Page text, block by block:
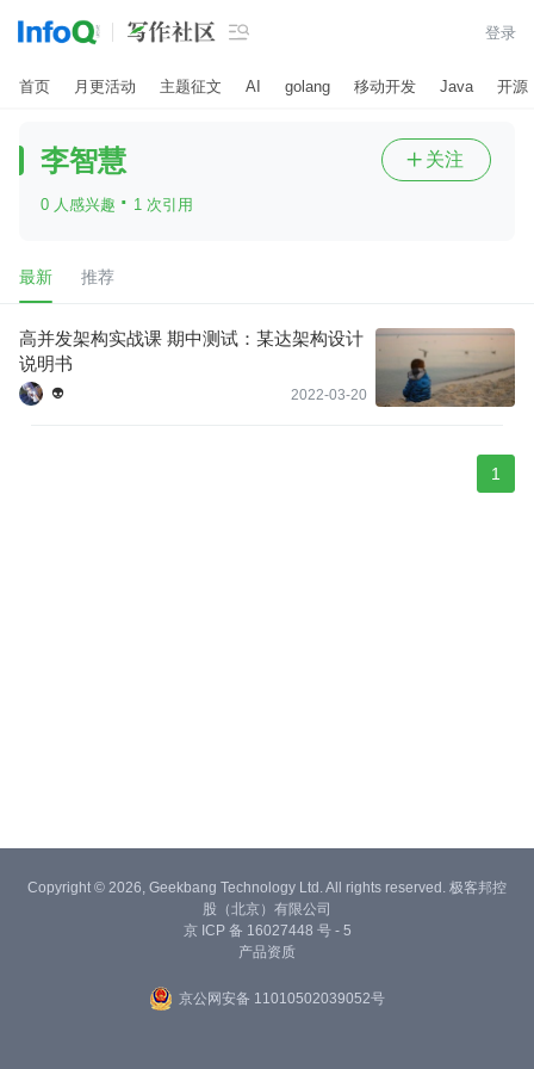
 登录
首页 月更活动 主题征文 AI golang 移动开发 Java 开源
李智慧
0 人感兴趣 · 1 次引用
 关注
最新 推荐
高并发架构实战课 期中测试：某达架构设计
说明书
👽 2022-03-20
1
Copyright © 2026, Geekbang Technology Ltd. All rights reserved. 极客邦控
股（北京）有限公司
京 ICP 备 16027448 号 - 5
产品资质
京公网安备 11010502039052号